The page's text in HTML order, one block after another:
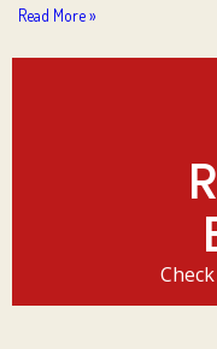
Read More »